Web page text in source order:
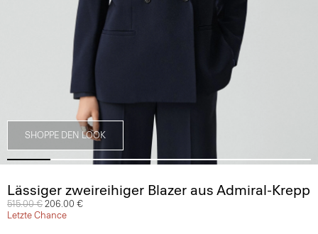
SHOPPE DEN LOOK
Lässiger zweireihiger Blazer aus Admiral-Krepp
Preis reduziert von
515.00 € auf
206.00 €
Letzte Chance